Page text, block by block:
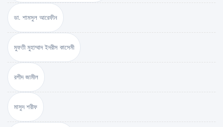
ডা. শামসুল আরেফীন
মুফতী মুহাম্মাদ ইদরীস কাসেমী
রশীদ জামীল
মাসুদ শরীফ